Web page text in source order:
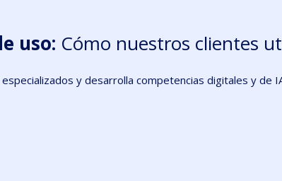
uso: Cómo nuestros clientes
y desarrolla competencias digitales y de